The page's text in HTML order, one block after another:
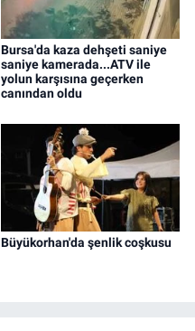
Bursa'da kaza dehşeti saniye
saniye kamerada...ATV ile
yolun karşısına geçerken
canından oldu
Büyükorhan'da şenlik coşkusu